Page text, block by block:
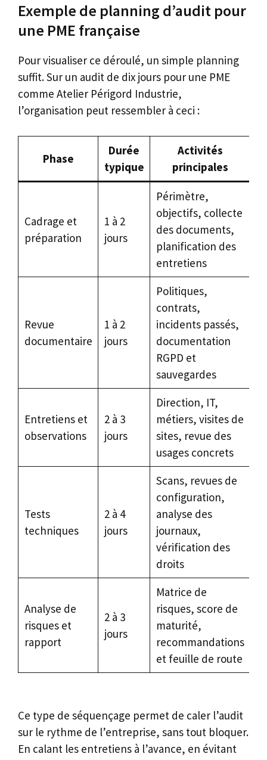
Exemple de planning d’audit pour
une PME française
Pour visualiser ce déroulé, un simple planning
suffit. Sur un audit de dix jours pour une PME
comme Atelier Périgord Industrie,
l’organisation peut ressembler à ceci :
Phase
Durée
typique
Activités
principales
Cadrage et
préparation
1 à 2
jours
Périmètre,
objectifs, collecte
des documents,
planification des
entretiens
Revue
documentaire
1 à 2
jours
Politiques,
contrats,
incidents passés,
documentation
RGPD et
sauvegardes
Entretiens et
observations
2 à 3
jours
Direction, IT,
métiers, visites de
sites, revue des
usages concrets
Tests
techniques
2 à 4
jours
Scans, revues de
configuration,
analyse des
journaux,
vérification des
droits
Analyse de
risques et
rapport
2 à 3
jours
Matrice de
risques, score de
maturité,
recommandations
et feuille de route
Ce type de séquençage permet de caler l’audit
sur le rythme de l’entreprise, sans tout bloquer.
En calant les entretiens à l’avance, en évitant